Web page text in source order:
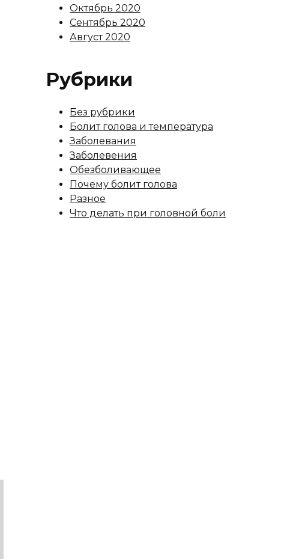
Октябрь 2020
Сентябрь 2020
Август 2020
Рубрики
Без рубрики
Болит голова и температура
Заболевания
Заболевения
Обезболивающее
Почему болит голова
Разное
Что делать при головной боли